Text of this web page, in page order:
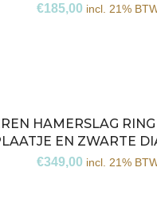
€185,00 incl. 21%
HAMERSLAG
EN ZWARTE
€349,00 incl. 21%